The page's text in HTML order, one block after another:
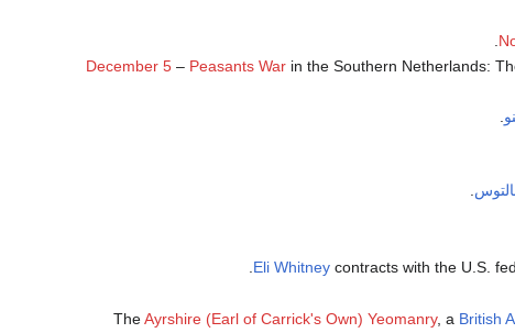
December 5– Peasants Warin the Southern Netherlands:
Eli Whitneycontracts with the U.S.
.
TheAyrshire (Earl of Carrick's Own) Yeomanry, a British